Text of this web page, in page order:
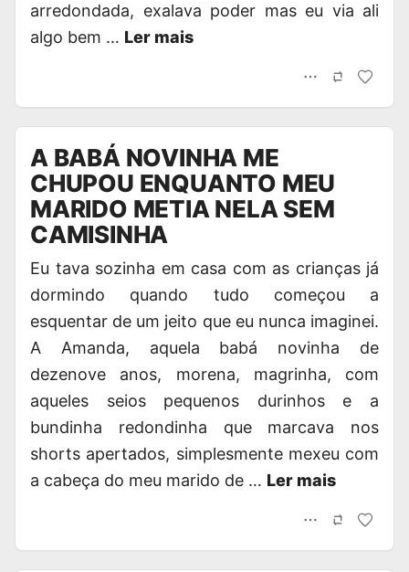
arredondada, exalava poder mas eu via ali
algo bem … Ler mais
A BABÁ NOVINHA ME
CHUPOU ENQUANTO MEU
MARIDO METIA NELA SEM
CAMISINHA
Eu tava sozinha em casa com as crianças já
dormindo quando tudo começou a
esquentar de um jeito que eu nunca imaginei.
A Amanda, aquela babá novinha de
dezenove anos, morena, magrinha, com
aqueles seios pequenos durinhos e a
bundinha redondinha que marcava nos
shorts apertados, simplesmente mexeu com
a cabeça do meu marido de … Ler mais